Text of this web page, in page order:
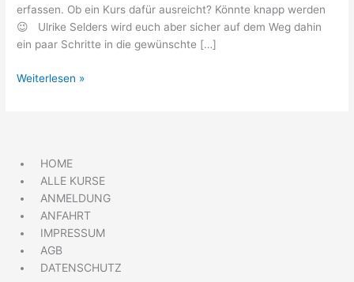
erfassen. Ob ein Kurs dafür ausreicht? Könnte knapp werden
😉 Ulrike Selders wird euch aber sicher auf dem Weg dahin
ein paar Schritte in die gewünschte […]
Weiterlesen »
HOME
ALLE KURSE
ANMELDUNG
ANFAHRT
IMPRESSUM
AGB
DATENSCHUTZ